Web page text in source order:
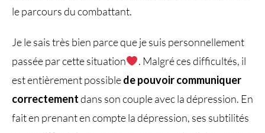
le parcours du combattant.
Je le sais très bien parce que je suis personnellement
passée par cette situation
. Malgré ces difficultés, il
est entièrement possiblede pouvoir communiquer
correctementdans son couple avec la dépression. En
fait en prenant en compte la dépression, ses subtilités